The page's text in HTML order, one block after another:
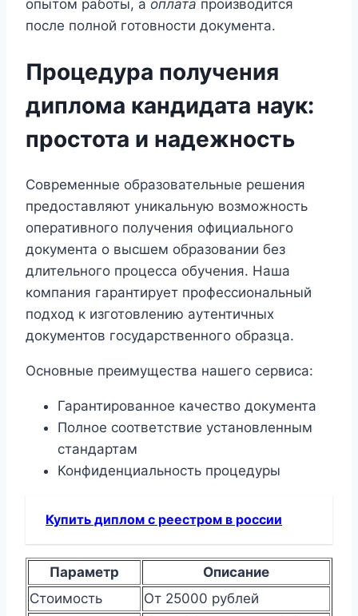
опытом работы, а оплата производится
после полной готовности документа.
Процедура получения
диплома кандидата наук:
простота и надежность
Современные образовательные решения
предоставляют уникальную возможность
оперативного получения официального
документа о высшем образовании без
длительного процесса обучения. Наша
компания гарантирует профессиональный
подход к изготовлению аутентичных
документов государственного образца.
Основные преимущества нашего сервиса:
Гарантированное качество документа
Полное соответствие установленным
стандартам
Конфиденциальность процедуры
Купить диплом с реестром в россии
Параметр
Описание
Стоимость
От 25000 рублей